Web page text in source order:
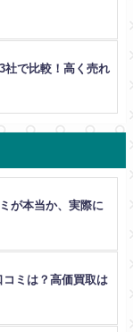
社で比較！高く売れ
が本当か、実際に
ミは？高価買取は